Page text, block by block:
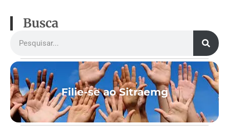
Busca
Filie-se ao Sitraemg